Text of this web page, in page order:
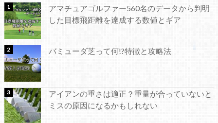
アマチュアゴルファー560名のデータから判明
した目標飛距離を達成する数値とギア
バミューダ芝って何!?特徴と攻略法
アイアンの重さは適正？重量が合っていないと
ミスの原因になるかもしれない